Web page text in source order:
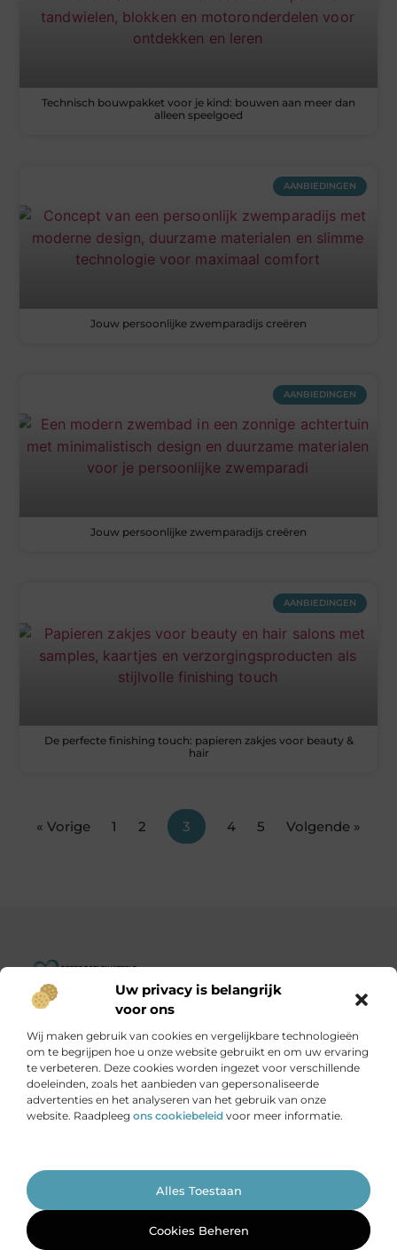
Uw privacy is belangrijk
voor ons
Wij maken gebruik van cookies en vergelijkbare technologieën
om te begrijpen hoe u onze website gebruikt en om uw ervaring
te verbeteren. Deze cookies worden ingezet voor verschillende
doeleinden, zoals het aanbieden van gepersonaliseerde
advertenties en het analyseren van het gebruik van onze
website. Raadpleeg ons cookiebeleid voor meer informatie.
Alles Toestaan
Cookies Beheren
Ga Naar
Technisch bouwpakket voor je kind: bouwen aan meer dan
alleen speelgoed
AANBIEDINGEN
Jouw persoonlijke zwemparadijs creëren
AANBIEDINGEN
Jouw persoonlijke zwemparadijs creëren
AANBIEDINGEN
De perfecte finishing touch: papieren zakjes voor beauty &
hair
« Vorige 1 2 3 4 5 Volgende »
Goededoelenwereld.nl – Verhalen die inspireren, impact die
Ontdek een diverse verzameling blogs en artikelen over
initiatieven die de wereld een stukje beter maken.
Onze informatie
@2025 www.goededoelenwereld.nl. All Right Reserved.